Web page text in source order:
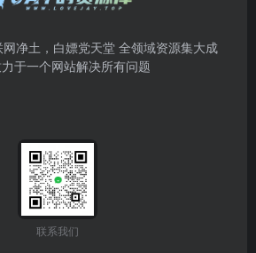
净土，白嫖党天堂 全领域资源集大成
于一个网站解决所有问题
联系我们